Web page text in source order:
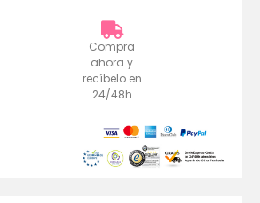
Compra
ahora y
recíbelo en
24/48h